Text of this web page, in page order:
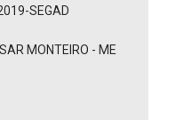
SEGAD
MONTEIRO - ME